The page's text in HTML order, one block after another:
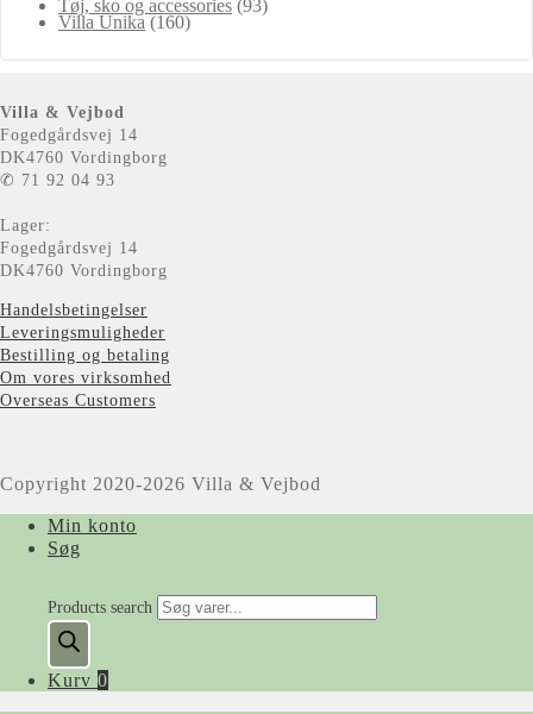
Tøj, sko og accessories (93)
Villa Unika (160)
Villa & Vejbod
Fogedgårdsvej 14
DK4760 Vordingborg
✆ 71 92 04 93
Lager:
Fogedgårdsvej 14
DK4760 Vordingborg
Handelsbetingelser
Leveringsmuligheder
Bestilling og betaling
Om vores virksomhed
Overseas Customers
Copyright 2020-2026 Villa & Vejbod
Min konto
Søg
Products search
Kurv 0